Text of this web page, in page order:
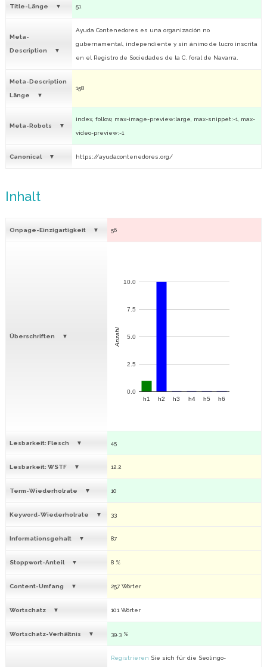
Title-Länge 51
Meta-
Description
Ayuda Contenedores es una organización no
gubernamental, independiente y sin ánimo de lucro inscrita
en el Registro de Sociedades de la C. foral de Navarra.
Meta-Description
Länge
158
Meta-Robots
index, follow, max-image-preview:large, max-snippet:-1, max-
video-preview:-1
Canonical https://ayudacontenedores.org/
Inhalt
Onpage-Einzigartigkeit 56
Überschriften
h1 h2 h3 h4 h5 h6
0.0
2.5
5.0
7.5
10.0
Anzahl
Lesbarkeit: Flesch 45
Lesbarkeit: WSTF 12.2
Term-Wiederholrate 10
Keyword-Wiederholrate 33
Informationsgehalt 87
Stoppwort-Anteil 8 %
Content-Umfang 257 Wörter
Wortschatz 101 Wörter
Wortschatz-Verhältnis 39.3 %
Registrieren Sie sich für die Seolingo-